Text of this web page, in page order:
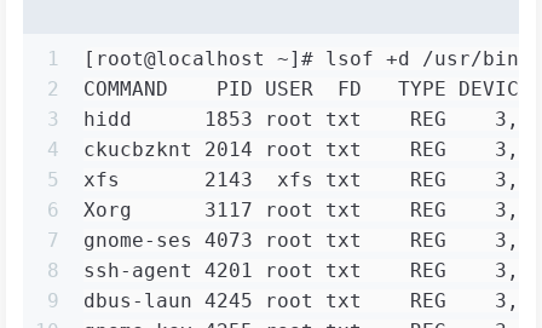
1
2
3
4
5
6
7
8
9
[root@localhost ~]# lsof +d /usr/bin
COMMAND    PID USER  FD   TYPE
hidd      1853 root txt    REG    3,1
ckucbzknt 2014 root txt    REG    3,1
xfs       2143  xfs txt    REG    3,1
Xorg      3117 root txt    REG    3,1
gnome-ses 4073 root txt    REG    3,1
ssh-agent 4201 root txt    REG    3,1
dbus-laun 4245 root txt    REG    3,1